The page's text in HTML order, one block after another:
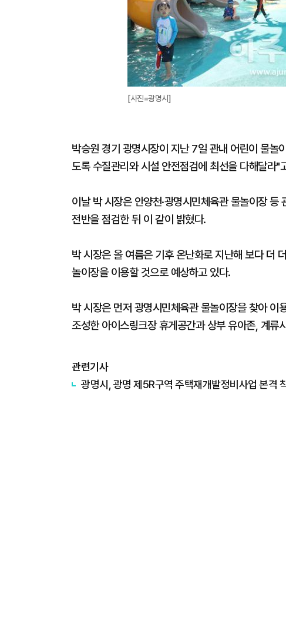
[사진=광명시]
박승원 경기 광명시장이 지난 7일 관내 어린이 물놀
도록 수질관리와 시설 안전점검에 최선을 다해달라"
이날 박 시장은 안양천·광명시민체육관 물놀이장
전반을 점검한 뒤 이 같이 밝혔다.
박 시장은 올 여름은 기후 온난화로 지난해 보다 더
놀이장을 이용할 것으로 예상하고 있다.
박 시장은 먼저 광명시민체육관 물놀이장을 찾아
조성한 아이스링크장 휴게공간과 상부 유아존, 계류
관련기사
광명시, 광명 제5R구역 주택재개발정비사업 본격